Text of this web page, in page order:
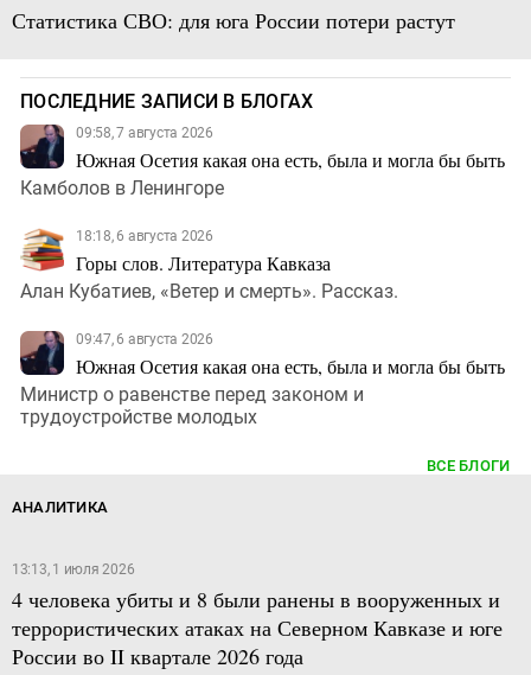
Статистика СВО: для юга России потери растут
ПОСЛЕДНИЕ ЗАПИСИ В БЛОГАХ
09:58, 7 августа 2026
Южная Осетия какая она есть, была и могла бы быть
Камболов в Ленингоре
18:18, 6 августа 2026
Горы слов. Литература Кавказа
Алан Кубатиев, «Ветер и смерть». Рассказ.
09:47, 6 августа 2026
Южная Осетия какая она есть, была и могла бы быть
Министр о равенстве перед законом и
трудоустройстве молодых
ВСЕ БЛОГИ
АНАЛИТИКА
13:13, 1 июля 2026
4 человека убиты и 8 были ранены в вооруженных и
террористических атаках на Северном Кавказе и юге
России во II квартале 2026 года